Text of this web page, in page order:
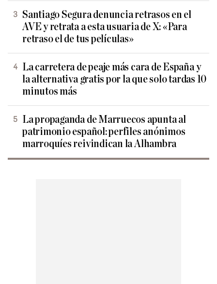
Santiago Segura denuncia retrasos en el
AVE y retrata a esta usuaria de X: «Para
retraso el de tus películas»
La carretera de peaje más cara de España y
la alternativa gratis por la que solo tardas 10
minutos más
La propaganda de Marruecos apunta al
patrimonio español: perfiles anónimos
marroquíes reivindican la Alhambra